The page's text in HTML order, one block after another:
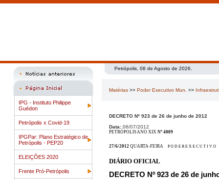
IPG - Instituto Philippe
Guédon
Petrópolis x Covid-19
IPGPar: Plano Estratégico de
Petrópolis - PEP20
ELEIÇÕES 2020
Frente Pró-Petrópolis
Petrópolis, 08 de Agosto de 2026.
Matérias >> Poder Executivo Mun. >>
DECRETO Nº 923 de 26 de junho de 2012
Data: 06/07/2012
PETRÓPOLIS ANO XIX Nº 4009
27/6/2012 QUARTA-FEIRA P O D E R E X E C U T I V O
DIÁRIO OFICIAL
DECRETO Nº 923 de 26 de